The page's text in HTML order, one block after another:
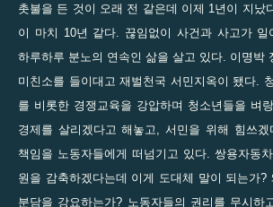
촛불을 든 것이 오래 전 같은데 이제 1년이 지났
이 마치 10년 같다. 끊임없이 사건과 사고가 일
하루하루 분노의 연속인 삶을 살고 있다. 이명박
미친소를 들이대고 재벌천국 서민지옥이 됐다.
를 비롯한 경쟁교육을 강압하며 청소년들을 벼
경제를 살리겠다고 해놓고, 서민을 위해 힘쓰겠
책임을 노동자들에게 떠넘기고 있다. 쌍용자동
원을 감축하겠다는데 이게 도대체 말이 되는가?
분담을 강요하는가? 노동자들의 권리를 무시하